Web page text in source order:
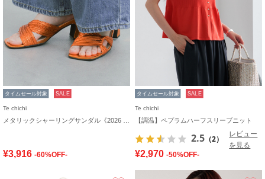
タイムセール対象 SALE
Te chichi
¥3,916 -60%OFF-
タイムセール対象 SALE
Te chichi
【調温】ペプラムハーフスリーブニット
2.5 （2）
レビュー
を見る
¥2,970 -50%OFF-